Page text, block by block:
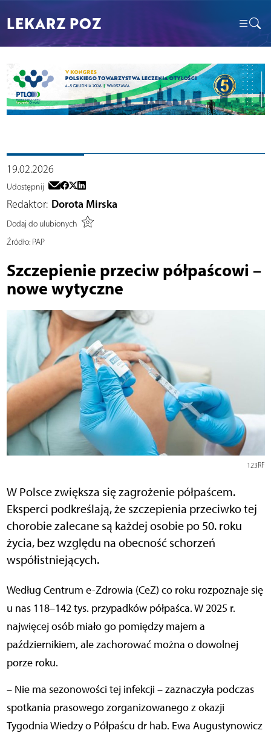
LEKARZ POZ
19.02.2026
Udostępnij
Redaktor: Dorota Mirska
Dodaj do ulubionych
Źródło:PAP
Szczepienie przeciw półpaścowi –
nowe wytyczne
123RF
W Polsce zwiększa się zagrożenie półpaścem.
Eksperci podkreślają, że szczepienia przeciwko tej
chorobie zalecane są każdej osobie po 50. roku
życia, bez względu na obecność schorzeń
współistniejących.
Według Centrum e-Zdrowia (CeZ) co roku rozpoznaje się
u nas 118–142 tys. przypadków półpaśca. W 2025 r.
najwięcej osób miało go pomiędzy majem a
październikiem, ale zachorować można o dowolnej
porze roku.
– Nie ma sezonowości tej infekcji – zaznaczyła podczas
spotkania prasowego zorganizowanego z okazji
Tygodnia Wiedzy o Półpaścu dr hab. Ewa Augustynowicz